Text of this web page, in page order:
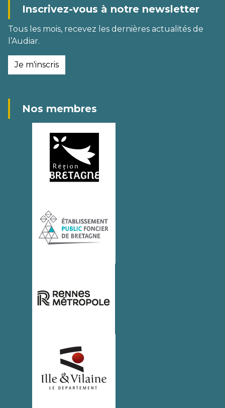
Inscrivez-vous à notre newsletter
Tous les mois, recevez les dernières actualités de
l’Audiar.
Je m'inscris
Nos membres